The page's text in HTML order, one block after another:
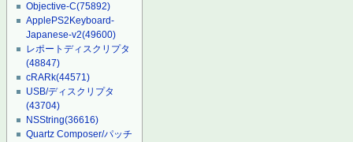
Objective-C(75892)
ApplePS2Keyboard-
Japanese-v2(49600)
レポートディスクリプタ
(48847)
cRARk(44571)
USB/ディスクリプタ
(43704)
NSString(36616)
Quartz Composer/パッチ